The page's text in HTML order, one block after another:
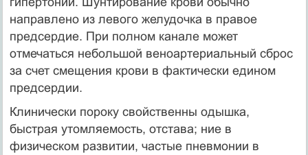
направлено из левого желудочка в правое
предсердие. При полном канале может
отмечаться небольшой веноартериальный сброс
за счет смещения крови в фактически едином
предсердии.
Клинически пороку свойственны одышка,
быстрая утомляемость, отстава; ние в
физическом развитии, частые пневмонии в